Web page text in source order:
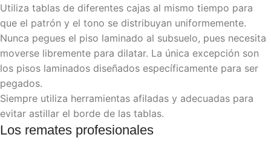
Utiliza tablas de diferentes cajas al mismo tiempo para
que el patrón y el tono se distribuyan uniformemente.
Nunca pegues el piso laminado al subsuelo, pues necesita
moverse libremente para dilatar. La única excepción son
los pisos laminados diseñados específicamente para ser
pegados.
Siempre utiliza herramientas afiladas y adecuadas para
evitar astillar el borde de las tablas.
Los remates profesionales